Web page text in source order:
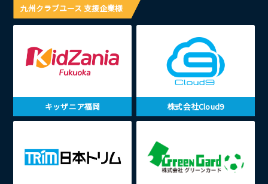
九州クラブユース 支援企業様
キッザニア福岡 株式会社Cloud9